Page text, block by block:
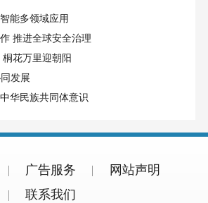
能多领域应用
推进全球安全治理
花万里迎朝阳
发展
华民族共同体意识
广告服务
网站声明
联系我们